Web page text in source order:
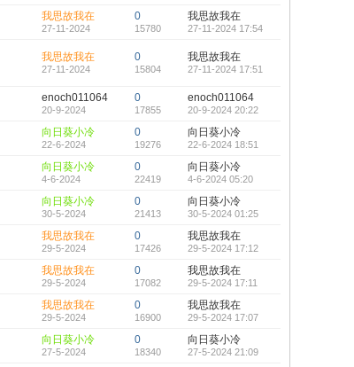
我思故我在
27-11-2024
0
15780
我思故我在
27-11-2024 17:54
我思故我在
27-11-2024
0
15804
我思故我在
27-11-2024 17:51
enoch011064
20-9-2024
0
17855
enoch011064
20-9-2024 20:22
向日葵小冷
22-6-2024
0
19276
向日葵小冷
22-6-2024 18:51
向日葵小冷
4-6-2024
0
22419
向日葵小冷
4-6-2024 05:20
向日葵小冷
30-5-2024
0
21413
向日葵小冷
30-5-2024 01:25
我思故我在
29-5-2024
0
17426
我思故我在
29-5-2024 17:12
我思故我在
29-5-2024
0
17082
我思故我在
29-5-2024 17:11
我思故我在
29-5-2024
0
16900
我思故我在
29-5-2024 17:07
向日葵小冷
27-5-2024
0
18340
向日葵小冷
27-5-2024 21:09